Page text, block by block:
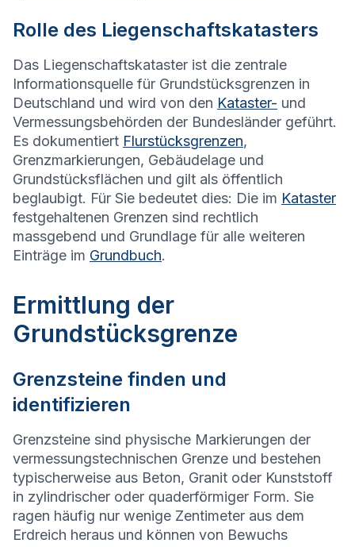
Rolle des Liegenschaftskatasters
Das Liegenschaftskataster ist die zentrale
Informationsquelle für Grundstücksgrenzen in
Deutschland und wird von den Kataster- und
Vermessungsbehörden der Bundesländer geführt.
Es dokumentiert Flurstücksgrenzen,
Grenzmarkierungen, Gebäudelage und
Grundstücksflächen und gilt als öffentlich
beglaubigt. Für Sie bedeutet dies: Die im Kataster
festgehaltenen Grenzen sind rechtlich
massgebend und Grundlage für alle weiteren
Einträge im Grundbuch.
Ermittlung der
Grundstücksgrenze
Grenzsteine finden und
identifizieren
Grenzsteine sind physische Markierungen der
vermessungstechnischen Grenze und bestehen
typischerweise aus Beton, Granit oder Kunststoff
in zylindrischer oder quaderförmiger Form. Sie
ragen häufig nur wenige Zentimeter aus dem
Erdreich heraus und können von Bewuchs